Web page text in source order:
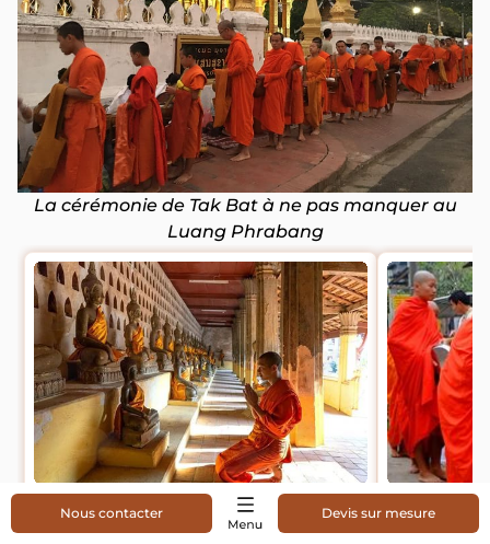
La cérémonie de Tak Bat à ne pas manquer au
Luang Phrabang
Grande traversée du Laos 16 jours
Nous contacter Devis sur mesure